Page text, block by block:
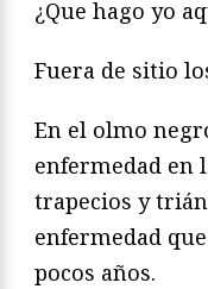
¿Que hago yo
Fuera de sitio
En el olmo
enfermedad en
trapecios y
enfermedad
pocos años.